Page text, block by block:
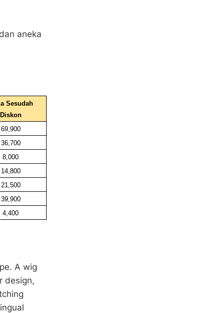
dan aneka
Sesudah
Diskon
69,900
36,700
8,000
14,800
21,500
39,900
4,400
A wig
design,